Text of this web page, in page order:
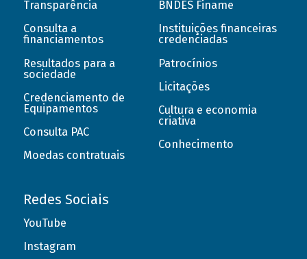
Transparência
Consulta a
financiamentos
Resultados para a
sociedade
Credenciamento de
Equipamentos
Consulta PAC
Moedas contratuais
BNDES Finame
Instituições financeiras
credenciadas
Patrocínios
Licitações
Cultura e economia
criativa
Conhecimento
Redes Sociais
YouTube
Instagram